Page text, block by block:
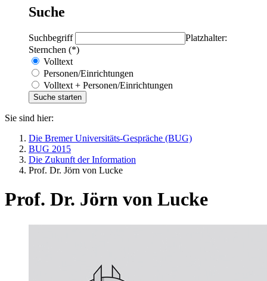
Suche
Suchbegriff
Platzhalter:
Sternchen (*)
Volltext
Personen/Einrichtungen
Volltext + Personen/Einrichtungen
Sie sind hier:
Die Bremer Universitäts-Gespräche (BUG)
BUG 2015
Die Zukunft der Information
Prof. Dr. Jörn von Lucke
Prof. Dr. Jörn von Lucke